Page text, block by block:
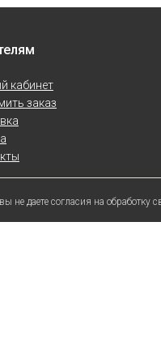
кабинет
заказ
не даете согласия на